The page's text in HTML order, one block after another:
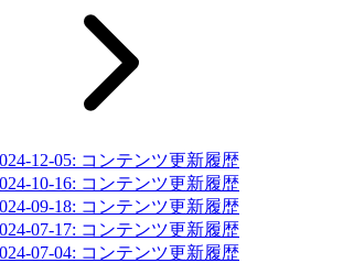
12-05: コンテンツ更新履歴
10-16: コンテンツ更新履歴
09-18: コンテンツ更新履歴
07-17: コンテンツ更新履歴
07-04: コンテンツ更新履歴